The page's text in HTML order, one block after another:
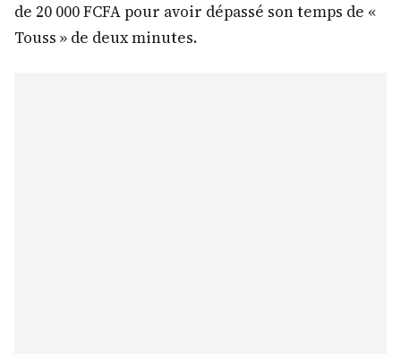
de 20 000 FCFA pour avoir dépassé son temps de «
Touss » de deux minutes.